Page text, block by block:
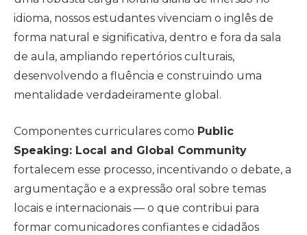
idioma, nossos estudantes vivenciam o inglês de
forma natural e significativa, dentro e fora da sala
de aula, ampliando repertórios culturais,
desenvolvendo a fluência e construindo uma
mentalidade verdadeiramente global.
Componentes curriculares como Public
Speaking: Local and Global Community
fortalecem esse processo, incentivando o debate, a
argumentação e a expressão oral sobre temas
locais e internacionais — o que contribui para
formar comunicadores confiantes e cidadãos